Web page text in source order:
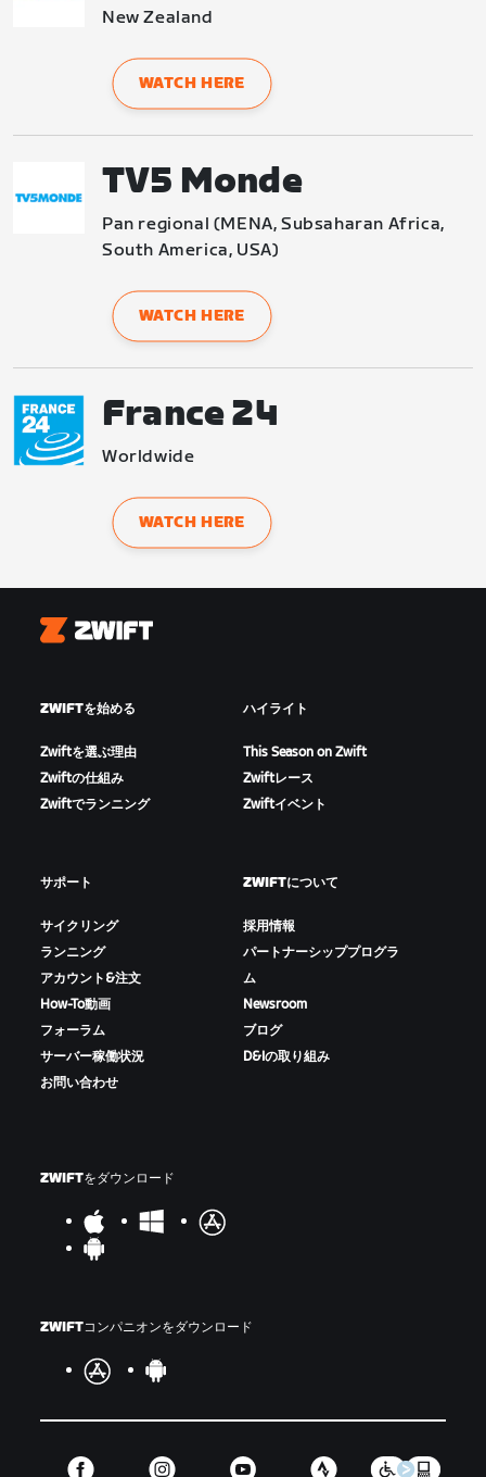
New Zealand
WATCH HERE
TV5 Monde
Pan regional (MENA, Subsaharan Africa,
South America, USA)
WATCH HERE
France 24
Worldwide
WATCH HERE
Zwift
ZWIFTを始める
Zwiftを選ぶ理由
Zwiftの仕組み
Zwiftでランニング
ハイライト
This Season on Zwift
Zwiftレース
Zwiftイベント
サポート
サイクリング
ランニング
アカウント&注文
How-To動画
フォーラム
サーバー稼働状況
お問い合わせ
ZWIFTについて
採用情報
パートナーシッププログラ
ム
Newsroom
ブログ
D&Iの取り組み
ZWIFTをダウンロード
ZWIFTコンパニオンをダウンロード